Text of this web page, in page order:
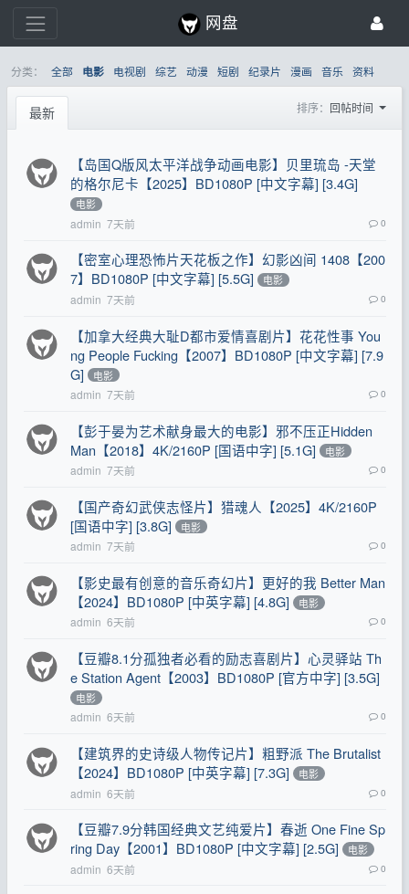
网盘
分类： 全部 电影 电视剧 综艺 动漫 短剧 纪录片 漫画 音乐 资料
最新 排序： 回帖时间
【岛国Q版风太平洋战争动画电影】贝里琉岛 -天堂
的格尔尼卡【2025】BD1080P [中文字幕] [3.4G]
电影
admin 7天前 0
【密室心理恐怖片天花板之作】幻影凶间 1408【200
7】BD1080P [中文字幕] [5.5G]
电影
admin 7天前 0
【加拿大经典大耻D都市爱情喜剧片】花花性事 You
ng People Fucking【2007】BD1080P [中文字幕] [7.9
G]
电影
admin 7天前 0
【彭于晏为艺术献身最大的电影】邪不压正Hidden
Man【2018】4K/2160P [国语中字] [5.1G]
电影
admin 7天前 0
【国产奇幻武侠志怪片】猎魂人【2025】4K/2160P
[国语中字] [3.8G]
电影
admin 7天前 0
【影史最有创意的音乐奇幻片】更好的我 Better Man
【2024】BD1080P [中英字幕] [4.8G]
电影
admin 6天前 0
【豆瓣8.1分孤独者必看的励志喜剧片】心灵驿站 Th
e Station Agent【2003】BD1080P [官方中字] [3.5G]
电影
admin 6天前 0
【建筑界的史诗级人物传记片】粗野派 The Brutalist
【2024】BD1080P [中英字幕] [7.3G]
电影
admin 6天前 0
【豆瓣7.9分韩国经典文艺纯爱片】春逝 One Fine Sp
ring Day【2001】BD1080P [中文字幕] [2.5G]
电影
admin 6天前 0